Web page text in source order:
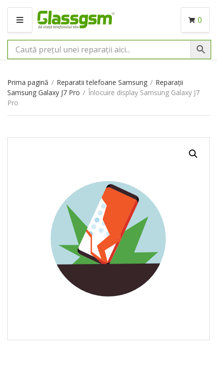
M
N
I
0
Prima pagină / Reparatii telefoane Samsung / Reparații
Samsung Galaxy J7 Pro / Înlocuire display Samsung Galaxy J7
Pro